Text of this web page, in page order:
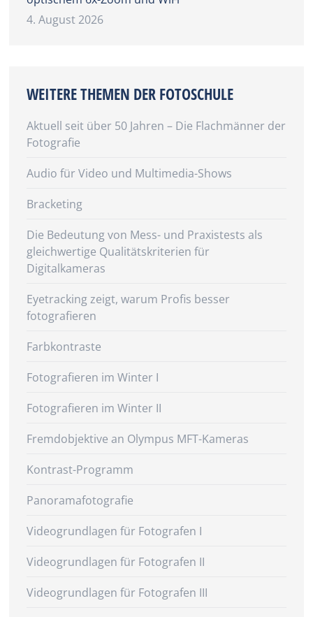
4. August 2026
WEITERE THEMEN DER FOTOSCHULE
Aktuell seit über 50 Jahren – Die Flachmänner der
Fotografie
Audio für Video und Multimedia-Shows
Bracketing
Die Bedeutung von Mess- und Praxistests als
gleichwertige Qualitätskriterien für
Digitalkameras
Eyetracking zeigt, warum Profis besser
fotografieren
Farbkontraste
Fotografieren im Winter I
Fotografieren im Winter II
Fremdobjektive an Olympus MFT-Kameras
Kontrast-Programm
Panoramafotografie
Videogrundlagen für Fotografen I
Videogrundlagen für Fotografen II
Videogrundlagen für Fotografen III